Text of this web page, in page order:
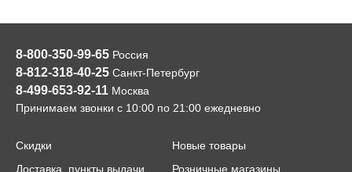
8-800-350-99-65 Россия
8-812-318-40-25 Санкт-Петербург
8-499-653-92-11 Москва
Принимаем звонки с 10:00 по 21:00 ежедневно
Скидки
Новые товары
Доставка, пункты выдачи
Розничные магазины